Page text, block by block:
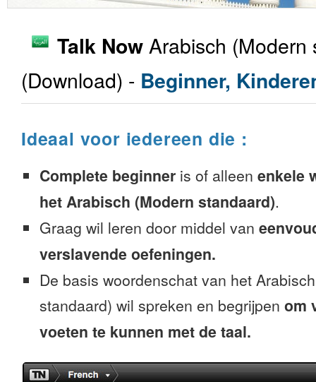
Talk Now Arabisch (Modern
(Download) - Beginner,
Ideaal voor iedereen die :
Complete beginner is of alleen enkele
het Arabisch (Modern standaard).
Graag wil leren door middel van
verslavende oefeningen.
De basis woordenschat van het
standaard) wil spreken en begrijpen om
voeten te kunnen met de taal.